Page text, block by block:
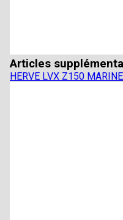
Articles
HERVE LVX Z150 MARINE